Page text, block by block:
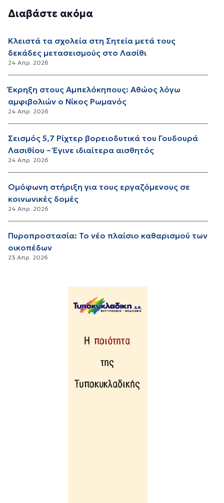
Διαβάστε ακόμα
Κλειστά τα σχολεία στη Σητεία μετά τους
δεκάδες μετασεισμούς στο Λασίθι
24 Απρ. 2026
Έκρηξη στους Αμπελόκηπους: Αθώος λόγω
αμφιβολιών ο Νίκος Ρωμανός
24 Απρ. 2026
Σεισμός 5,7 Ρίχτερ βορειοδυτικά του Γουδουρά
Λασιθίου – Έγινε ιδιαίτερα αισθητός
24 Απρ. 2026
Ομόφωνη στήριξη για τους εργαζόμενους σε
κοινωνικές δομές
24 Απρ. 2026
Πυροπροστασία: Το νέο πλαίσιο καθαρισμού των
οικοπέδων
23 Απρ. 2026